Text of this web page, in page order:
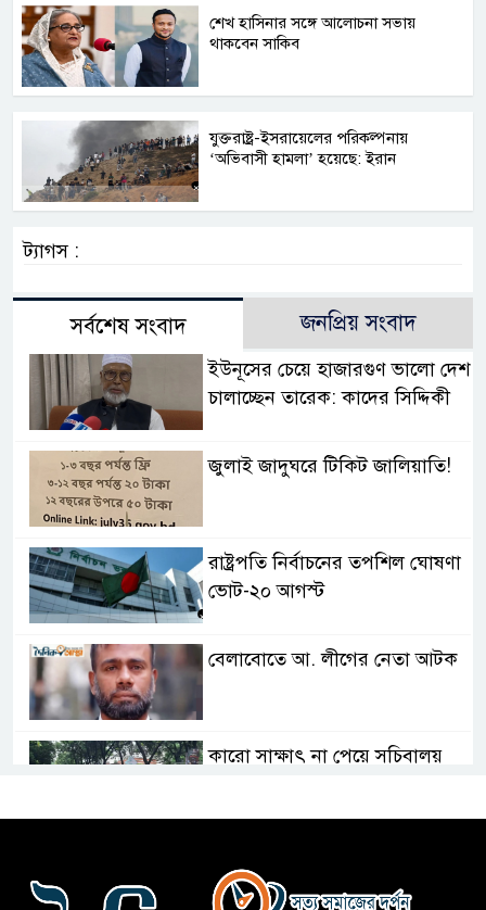
শেখ হাসিনার সঙ্গে আলোচনা সভায়
থাকবেন সাকিব
যুক্তরাষ্ট্র-ইসরায়েলের পরিকল্পনায়
‘অভিবাসী হামলা’ হয়েছে: ইরান
ট্যাগস :
সর্বশেষ সংবাদ জনপ্রিয় সংবাদ
ইউনূসের চেয়ে হাজারগুণ ভালো দেশ
চালাচ্ছেন তারেক: কাদের সিদ্দিকী
জুলাই জাদুঘরে টিকিট জালিয়াতি!
রাষ্ট্রপতি নির্বাচনের তপশিল ঘোষণা
ভোট-২০ আগস্ট
বেলাবোতে আ. লীগের নেতা আটক
কারো সাক্ষাৎ না পেয়ে সচিবালয়